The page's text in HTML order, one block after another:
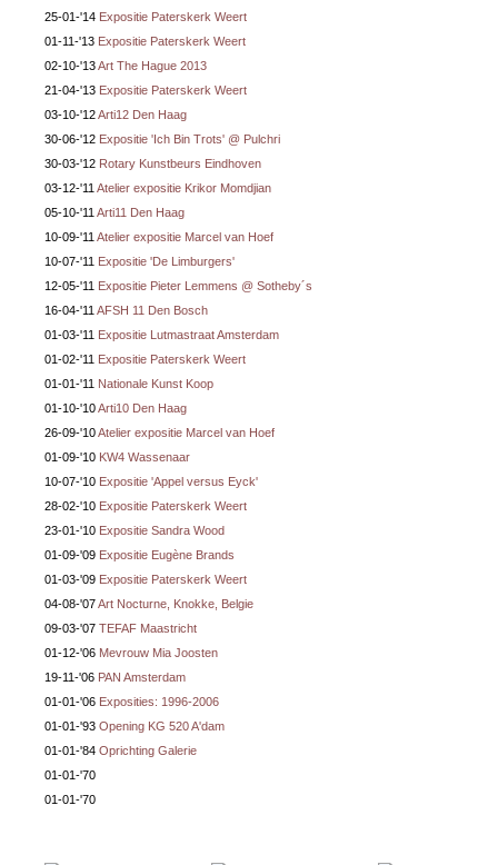
25-01-'14 Expositie Paterskerk Weert
01-11-'13 Expositie Paterskerk Weert
02-10-'13Art The Hague 2013
21-04-'13 Expositie Paterskerk Weert
03-10-'12Arti12 Den Haag
30-06-'12 Expositie 'Ich Bin Trots' @ Pulchri
30-03-'12 Rotary Kunstbeurs Eindhoven
03-12-'11 Atelier expositie Krikor Momdjian
05-10-'11 Arti11 Den Haag
10-09-'11 Atelier expositie Marcel van Hoef
10-07-'11 Expositie 'De Limburgers'
12-05-'11 Expositie Pieter Lemmens @ Sotheby´s
16-04-'11 AFSH 11 Den Bosch
01-03-'11 Expositie Lutmastraat Amsterdam
01-02-'11 Expositie Paterskerk Weert
01-01-'11 Nationale Kunst Koop
01-10-'10Arti10 Den Haag
26-09-'10Atelier expositie Marcel van Hoef
01-09-'10 KW4 Wassenaar
10-07-'10 Expositie 'Appel versus Eyck'
28-02-'10 Expositie Paterskerk Weert
23-01-'10 Expositie Sandra Wood
01-09-'09 Expositie Eugène Brands
01-03-'09 Expositie Paterskerk Weert
04-08-'07Art Nocturne, Knokke, Belgie
09-03-'07 TEFAF Maastricht
01-12-'06 Mevrouw Mia Joosten
19-11-'06 PAN Amsterdam
01-01-'06 Exposities: 1996-2006
01-01-'93 Opening KG 520 A'dam
01-01-'84 Oprichting Galerie
01-01-'70
01-01-'70